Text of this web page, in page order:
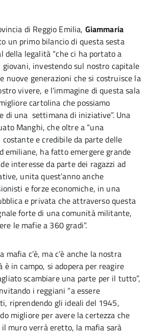
di Reggio Emilia, Giammaria
un primo bilancio di questa sesta
della legalità “che ci ha portato a
investendo sul nostro capitale
nuove generazioni che si costruisce la
vivere, e l’immagine di questa sala
cartolina che possiamo
di una settimana di iniziative”. Una
Manghi, che oltre a “una
e credibile da parte delle
emiliane, ha fatto emergere grande
interesse da parte dei ragazzi ad
unita quest’anno anche
e forze economiche, in una
e privata che attraverso questa
forte di una comunità militante,
le mafie a 360 gradi”.
mafia c’è, ma c’è anche la nostra
in campo, si adopera per reagire
scambiare una parte per il tutto”,
i reggiani “a essere
riprendendo gli ideali del 1945,
migliore per avere la certezza che
il muro verrà eretto, la mafia sarà